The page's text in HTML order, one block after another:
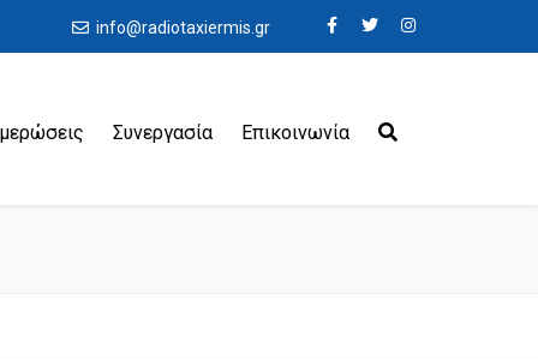
info@radiotaxiermis.gr
Συνεργασία Επικοινωνία